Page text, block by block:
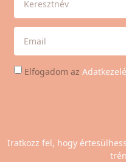
Elfogadom az
Iratkozz fel, hogy